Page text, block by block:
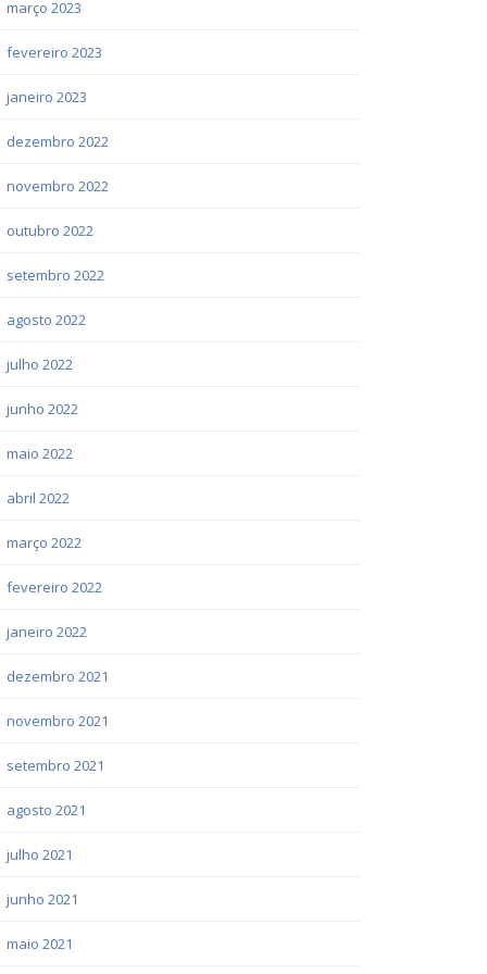
março 2023
fevereiro 2023
janeiro 2023
dezembro 2022
novembro 2022
outubro 2022
setembro 2022
agosto 2022
julho 2022
junho 2022
maio 2022
abril 2022
março 2022
fevereiro 2022
janeiro 2022
dezembro 2021
novembro 2021
setembro 2021
agosto 2021
julho 2021
junho 2021
maio 2021